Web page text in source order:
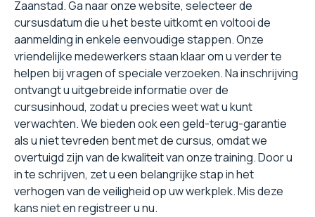
Zaanstad. Ga naar onze website, selecteer de
cursusdatum die u het beste uitkomt en voltooi de
aanmelding in enkele eenvoudige stappen. Onze
vriendelijke medewerkers staan klaar om u verder te
helpen bij vragen of speciale verzoeken. Na inschrijving
ontvangt u uitgebreide informatie over de
cursusinhoud, zodat u precies weet wat u kunt
verwachten. We bieden ook een geld-terug-garantie
als u niet tevreden bent met de cursus, omdat we
overtuigd zijn van de kwaliteit van onze training. Door u
in te schrijven, zet u een belangrijke stap in het
verhogen van de veiligheid op uw werkplek. Mis deze
kans niet en registreer u nu.